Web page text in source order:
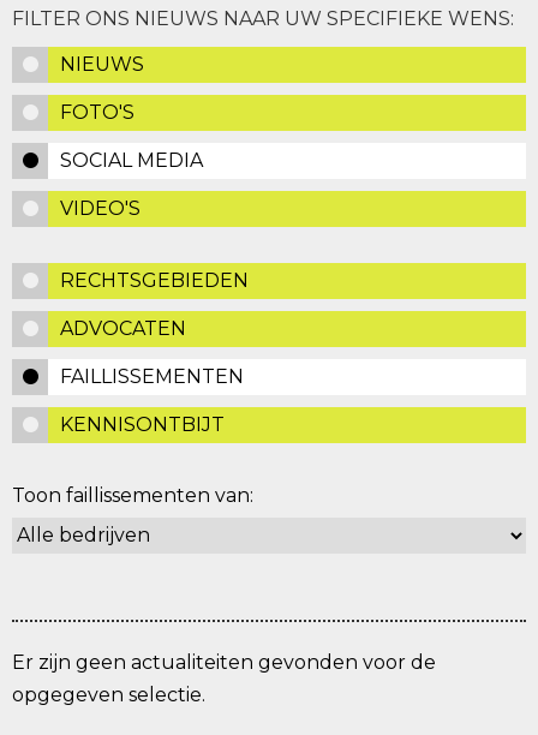
FILTER ONS NIEUWS NAAR UW SPECIFIEKE WENS:
NIEUWS
FOTO'S
SOCIAL MEDIA
VIDEO'S
RECHTSGEBIEDEN
ADVOCATEN
FAILLISSEMENTEN
KENNISONTBIJT
Toon faillissementen van:
Er zijn geen actualiteiten gevonden voor de
opgegeven selectie.